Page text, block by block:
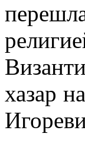
хазар